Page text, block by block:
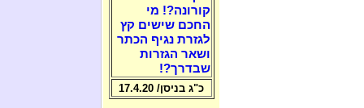
קורונה?! מי
החכם שישים קץ
לגזרת נגיף הכתר
ושאר הגזרות
שבדרך?!
כ"ג בניסן/ 17.4.20